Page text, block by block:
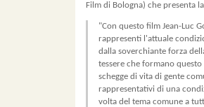
Film di Bologna) che presenta
"Con questo film Jean-Luc
rappresenti l'attuale
dalla soverchiante forza
tessere che formano
schegge di vita di gente
rappresentativi di una
volta del tema comune a